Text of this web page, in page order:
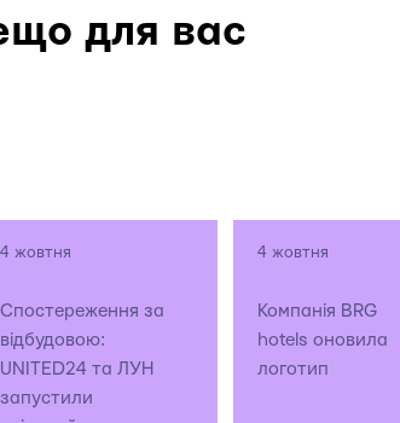
для вас
4 жовтня
Спостереження за
відбудовою:
UNITED24 та ЛУН
запустили
4 жовтня
Компанія BRG
hotels оновила
логотип